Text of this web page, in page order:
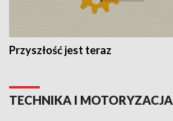
Przyszłość jest teraz
TECHNIKA I MOTORYZACJA